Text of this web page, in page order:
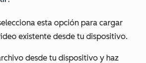
esta opción para cargar
existente desde tu dispositivo.
desde tu dispositivo y haz